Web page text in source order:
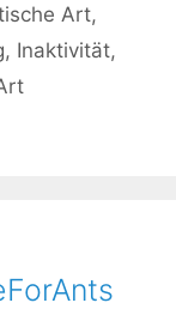
Art,
, Inaktivität,